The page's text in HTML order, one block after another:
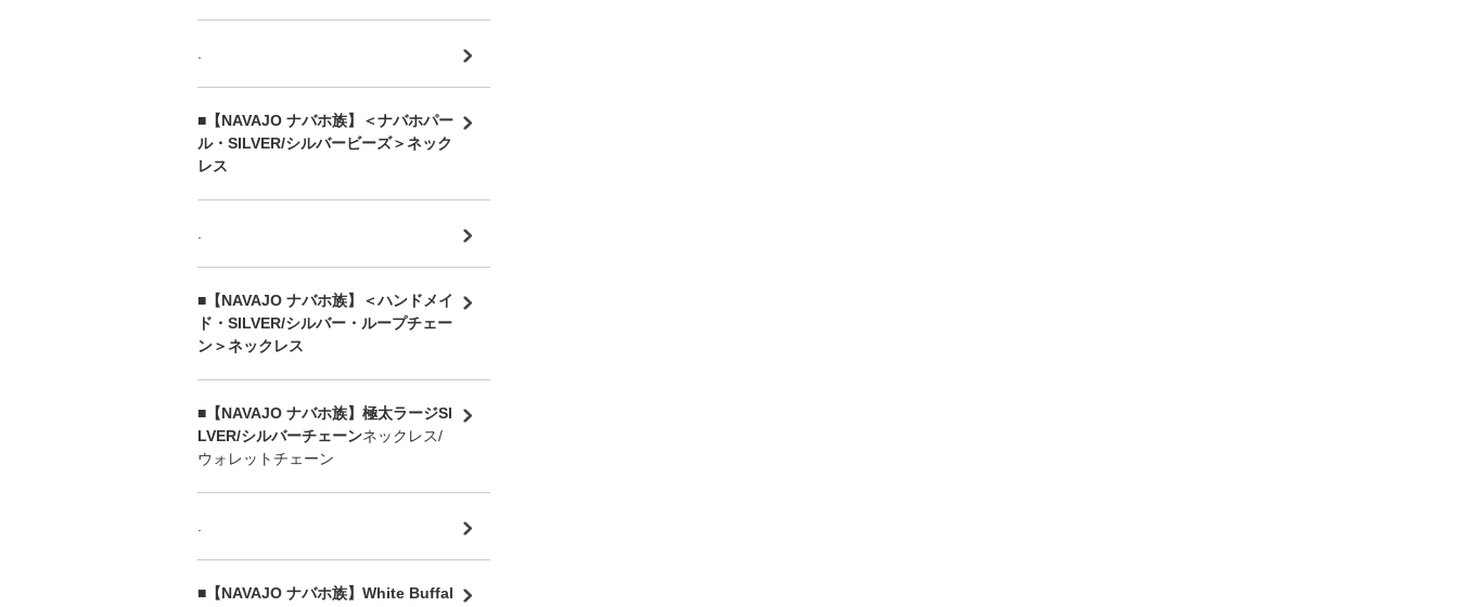
■【NAVAJO ナバホ族】＜ナバホパー
ル・SILVER/シルバービーズ＞ネック
レス
■【NAVAJO ナバホ族】＜ハンドメイ
ド・SILVER/シルバー・ループチェー
ン＞ネックレス
■【NAVAJO ナバホ族】極太ラージSI
LVER/シルバーチェーンネックレス/
ウォレットチェーン
■【NAVAJO ナバホ族】White Buffal